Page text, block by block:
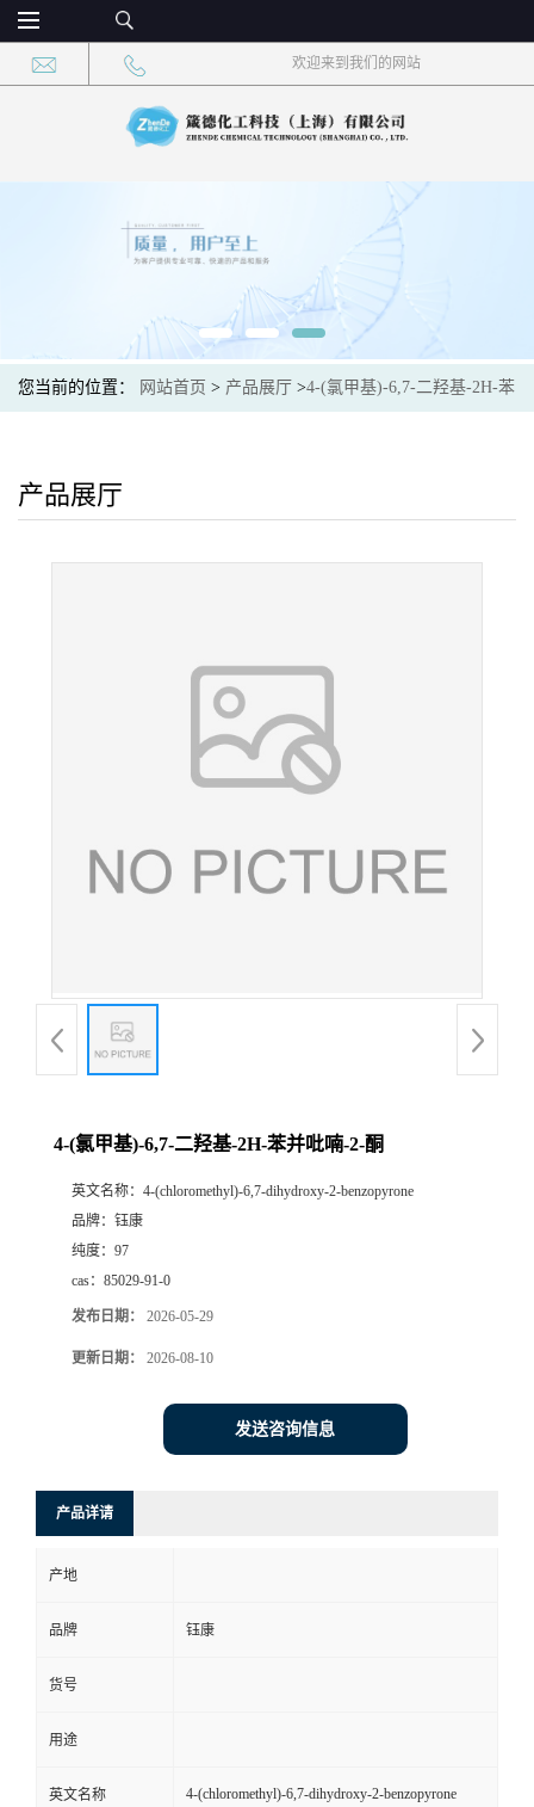
欢迎来到我们的网站
您当前的位置： 网站首页 > 产品展厅 >4-(氯甲基)-6,7-二羟基-2H-苯
产品展厅
4-(氯甲基)-6,7-二羟基-2H-苯并吡喃-2-酮
英文名称： 4-(chloromethyl)-6,7-dihydroxy-2-benzopyrone
品牌： 钰康
纯度： 97
cas： 85029-91-0
发布日期： 2026-05-29
更新日期： 2026-08-10
发送咨询信息
产品详请
产地
品牌 钰康
货号
用途
英文名称 4-(chloromethyl)-6,7-dihydroxy-2-benzopyrone